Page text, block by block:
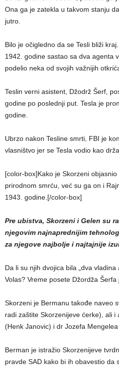
Ona ga je zatekla u takvom stanju
jutro.
Bilo je očigledno da se Tesli bliži
1942. godine sastao sa dva agenta
podelio neka od svojih važnijih
Teslin verni asistent, Džodrž Šerf,
godine po poslednji put. Tesla je
godine.
Ubrzo nakon Tesline smrti, FBI je
vlasništvo jer se Tesla vodio kao
[color-box]Kako je Skorzeni
prirodnom smrću, već su ga on i
1943. godine.[/color-box]
Pre ubistva, Skorzeni i Gelen su
njegovim najnaprednijim
za njegove najbolje i najtajnije
Da li su njih dvojica bila „dva
Volas? Vreme posete Džordža Šerfa
Skorzeni je Bermanu takođe naveo
radi zaštite Skorzenijeve ćerke), ali i
(Henk Janovic) i dr Jozefa Mengelea
Berman je istražio Skorzenijeve
pravde SAD kako bi ih obavestio da